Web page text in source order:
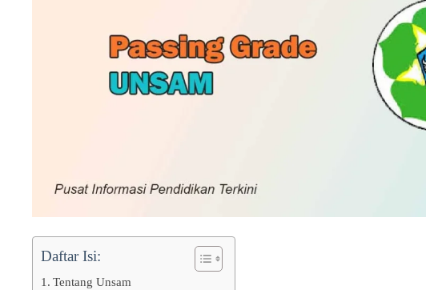
Daftar Isi:
Tentang Unsam